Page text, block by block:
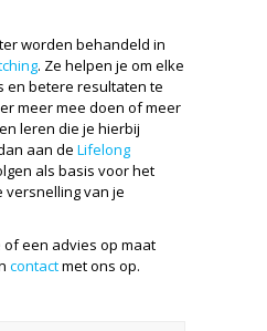
worden behandeld in
. Ze helpen je om elke
en betere resultaten te
meer mee doen of meer
leren die je hierbij
aan de Lifelong
als basis voor het
versnelling van je
een advies op maat
contactmet ons op.